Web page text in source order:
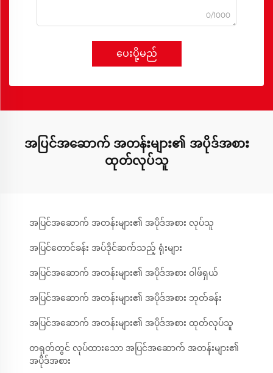
0/1000
ပေးပို့မည်
အပြင်အဆောက် အတန်းများ၏ အပိုဒ်အစား
ထုတ်လုပ်သူ
အပြင်အဆောက် အတန်းများ၏ အပိုဒ်အစား လုပ်သူ
အပြင်တောင်ခန်း အပ်ဒိုင်ဆက်သည့် ရုံးများ
အပြင်အဆောက် အတန်းများ၏ အပိုဒ်အစား ဝါဖ်ရှယ်
အပြင်အဆောက် အတန်းများ၏ အပိုဒ်အစား ဘုတ်ခန်း
အပြင်အဆောက် အတန်းများ၏ အပိုဒ်အစား ထုတ်လုပ်သူ
တရုတ်တွင် လုပ်ထားသော အပြင်အဆောက် အတန်းများ၏
အပိုဒ်အစား